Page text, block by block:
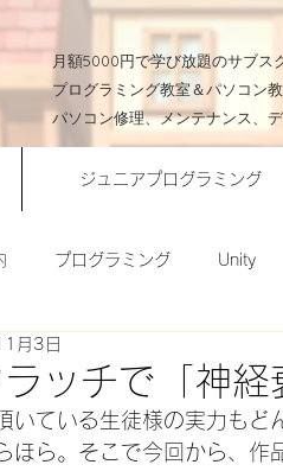
月額5000円で学び放題のサブス
プログラミング教室＆パソコン
パソコン修理、メンテナンス、
ジュニアプログラミング
プログラミング Unity
サイト構築
NEWS Office活用術 一
ラッチで「神
月3日
いている生徒様の実力もど
ほら。そこで今回から、作